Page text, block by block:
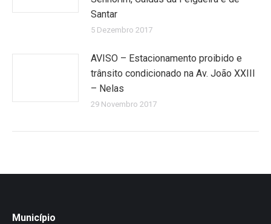
Santar
5 Dezembro 2017
AVISO – Estacionamento proibido e
trânsito condicionado na Av. João XXIII
– Nelas
29 Novembro 2017
Município